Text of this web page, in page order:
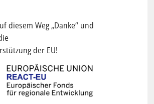
diesem Weg „Danke“ und
der EU!